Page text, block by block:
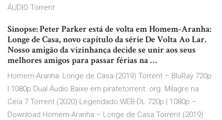
ÁUDIO Torrent
Sinopse: Peter Parker está de volta em Homem-Aranha:
Longe de Casa, novo capítulo da série De Volta Ao Lar.
Nosso amigão da vizinhança decide se unir aos seus
melhores amigos para passar férias na …
Homem-Aranha: Longe de Casa (2019) Torrent – BluRay 720p
| 1080p Dual Áudio Baixe em piratetorrent .org. Milagre na
Cela 7 Torrent (2020) Legendado WEB-DL 720p | 1080p –
Download Homem-Aranha – Longe de Casa Torrent (2019)